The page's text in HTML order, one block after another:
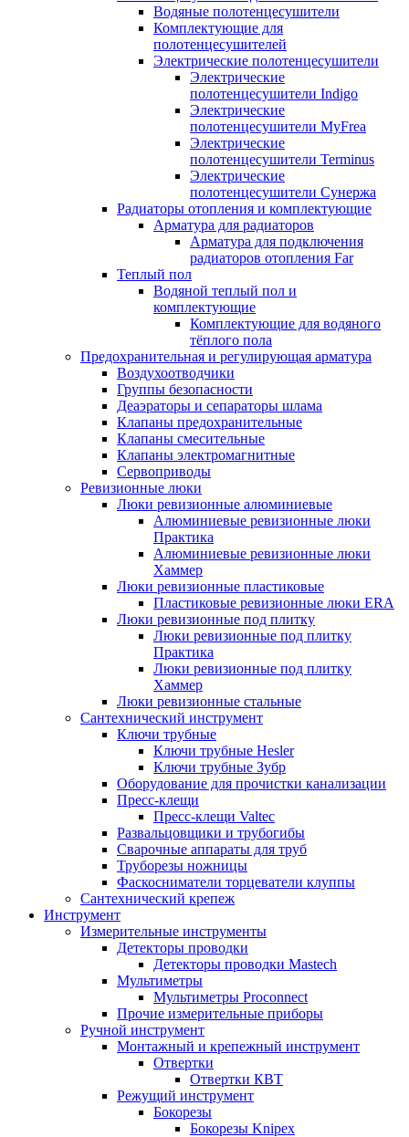
Водяные полотенцесушители
Комплектующие для
полотенцесушителей
Электрические полотенцесушители
Электрические
полотенцесушители Indigo
Электрические
полотенцесушители MyFrea
Электрические
полотенцесушители Terminus
Электрические
полотенцесушители Сунержа
Радиаторы отопления и комплектующие
Арматура для радиаторов
Арматура для подключения
радиаторов отопления Far
Теплый пол
Водяной теплый пол и
комплектующие
Комплектующие для водяного
тёплого пола
Предохранительная и регулирующая арматура
Воздухоотводчики
Группы безопасности
Деаэраторы и сепараторы шлама
Клапаны предохранительные
Клапаны смесительные
Клапаны электромагнитные
Сервоприводы
Ревизионные люки
Люки ревизионные алюминиевые
Алюминиевые ревизионные люки
Практика
Алюминиевые ревизионные люки
Хаммер
Люки ревизионные пластиковые
Пластиковые ревизионные люки ERA
Люки ревизионные под плитку
Люки ревизионные под плитку
Практика
Люки ревизионные под плитку
Хаммер
Люки ревизионные стальные
Сантехнический инструмент
Ключи трубные
Ключи трубные Hesler
Ключи трубные Зубр
Оборудование для прочистки канализации
Пресс-клещи
Пресс-клещи Valtec
Развальцовщики и трубогибы
Сварочные аппараты для труб
Труборезы ножницы
Фаскосниматели торцеватели клуппы
Сантехнический крепеж
Инструмент
Измерительные инструменты
Детекторы проводки
Детекторы проводки Mastech
Мультиметры
Мультиметры Proconnect
Прочие измерительные приборы
Ручной инструмент
Монтажный и крепежный инструмент
Отвертки
Отвертки КВТ
Режущий инструмент
Бокорезы
Бокорезы Knipex